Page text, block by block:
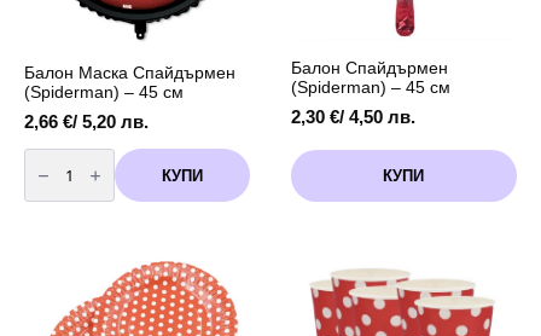
Балон Маска Спайдърмен
(Spiderman) – 45 см
2,66 €/ 5,20 лв.
количество
за
Балон
Маска
КУПИ
Балон Спайдърмен
(Spiderman) – 45 см
2,30 €/ 4,50 лв.
КУПИ